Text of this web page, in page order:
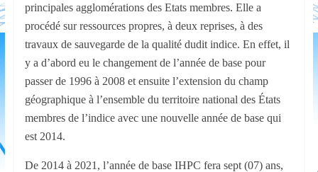
principales agglomérations des Etats membres. Elle a
procédé sur ressources propres, à deux reprises, à des
travaux de sauvegarde de la qualité dudit indice. En effet, il
y a d’abord eu le changement de l’année de base pour
passer de 1996 à 2008 et ensuite l’extension du champ
géographique à l’ensemble du territoire national des États
membres de l’indice avec une nouvelle année de base qui
est 2014.
De 2014 à 2021, l’année de base IHPC fera sept (07) ans,